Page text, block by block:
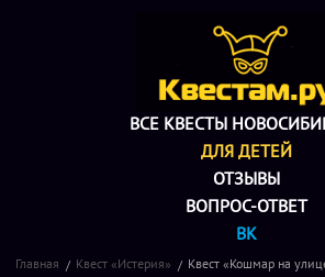
ВСЕ КВЕСТЫ
ДЛЯ ДЕТЕЙ
ОТЗЫВЫ
ВОПРОС-ОТВЕТ
ВК
Главная Квест «Истерия» Квест «Кошмар на